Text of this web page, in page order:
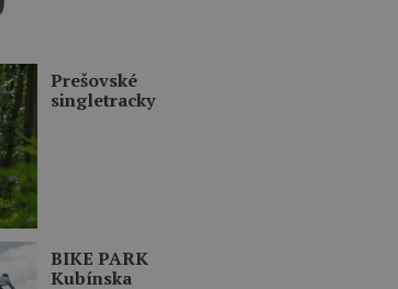
Prešovské
singletracky
BIKE PARK
Kubínska